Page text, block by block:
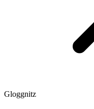
Gloggnitz